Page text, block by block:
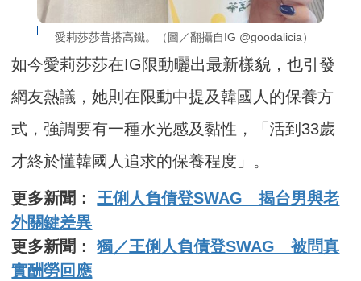
愛莉莎莎昔搭高鐵。（圖／翻攝自IG @goodalicia）
如今愛莉莎莎在IG限動曬出最新樣貌，也引發
網友熱議，她則在限動中提及韓國人的保養方
式，強調要有一種水光感及黏性，「活到33歲
才終於懂韓國人追求的保養程度」。
更多新聞：王俐人負債登SWAG 揭台男與老
外關鍵差異
更多新聞：獨／王俐人負債登SWAG 被問真
實酬勞回應